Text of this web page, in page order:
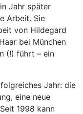
Jahr später
Arbeit. Sie
von Hildegard
bei München
(!) führt – ein
Jahr: die
eine neue
1998 kann